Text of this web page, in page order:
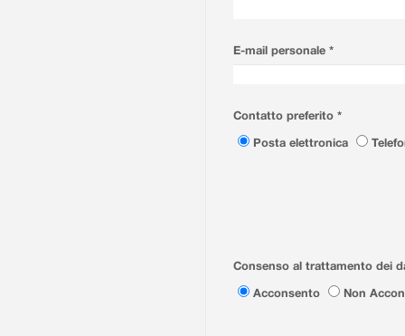
E-mail personale *
Contatto preferito *
Posta elettronica
Consenso al trattamento dei
Acconsento
Non